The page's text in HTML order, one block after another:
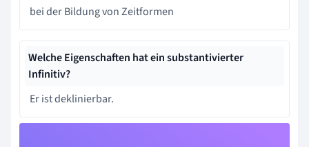
bei der Bildung von Zeitformen
Welche Eigenschaften hat ein substantivierter
Infinitiv?
Er ist deklinierbar.